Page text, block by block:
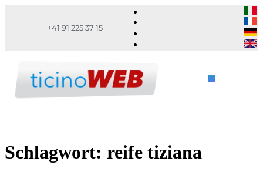
+41 91 225 37 15
Schlagwort: reife tiziana